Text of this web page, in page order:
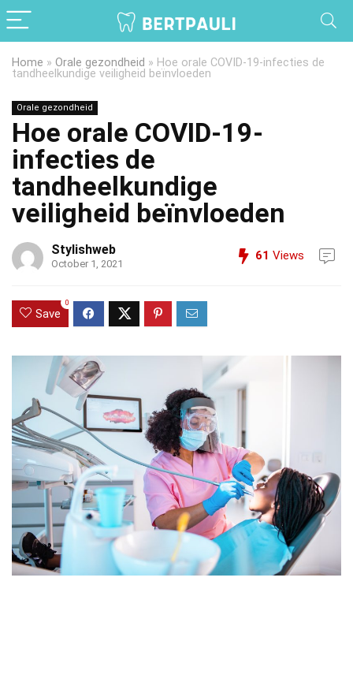
Home » Orale gezondheid » Hoe orale COVID-19-infecties de
tandheelkundige veiligheid beïnvloeden
Orale gezondheid
Hoe orale COVID-19-
infecties de
tandheelkundige
veiligheid beïnvloeden
Stylishweb
October 1, 2021
61 Views
Save
0